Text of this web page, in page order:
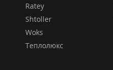
Ratey
Shtoller
Woks
Теплолюкс